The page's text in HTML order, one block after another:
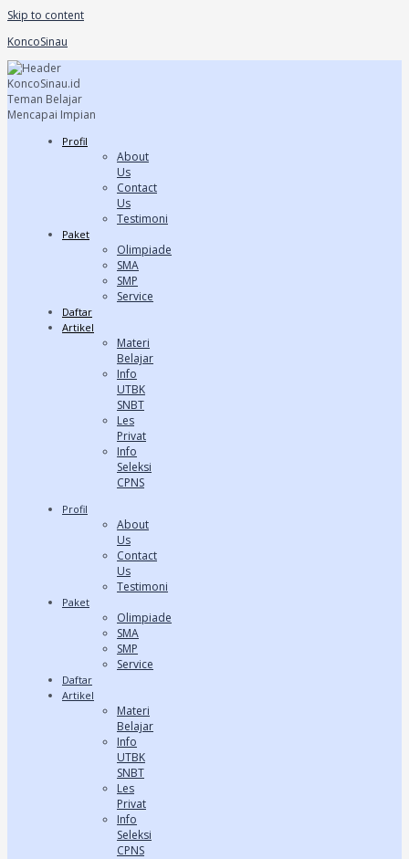
Skip to content
KoncoSinau
Profil
About
Us
Contact
Us
Testimoni
Paket
Olimpiade
SMA
SMP
Service
Daftar
Artikel
Materi
Belajar
Info
UTBK
SNBT
Les
Privat
Info
Seleksi
CPNS
Profil
About
Us
Contact
Us
Testimoni
Paket
Olimpiade
SMA
SMP
Service
Daftar
Artikel
Materi
Belajar
Info
UTBK
SNBT
Les
Privat
Info
Seleksi
CPNS